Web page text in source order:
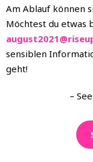
Am Ablauf können
Möchtest du etwas
sensiblen
geht!
–